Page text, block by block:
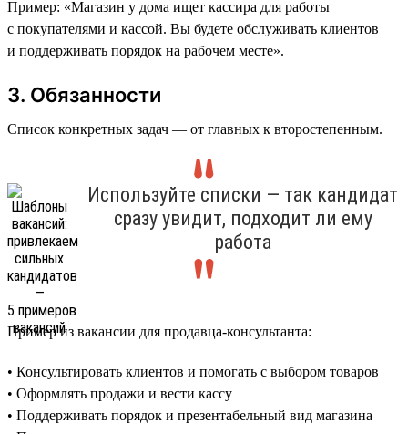
Пример: «Магазин у дома ищет кассира для работы
с покупателями и кассой. Вы будете обслуживать клиентов
и поддерживать порядок на рабочем месте».
3. Обязанности
Список конкретных задач — от главных к второстепенным.
Используйте списки — так кандидат
сразу увидит, подходит ли ему
работа
Пример из вакансии для продавца-консультанта:
• Консультировать клиентов и помогать с выбором товаров
• Оформлять продажи и вести кассу
• Поддерживать порядок и презентабельный вид магазина